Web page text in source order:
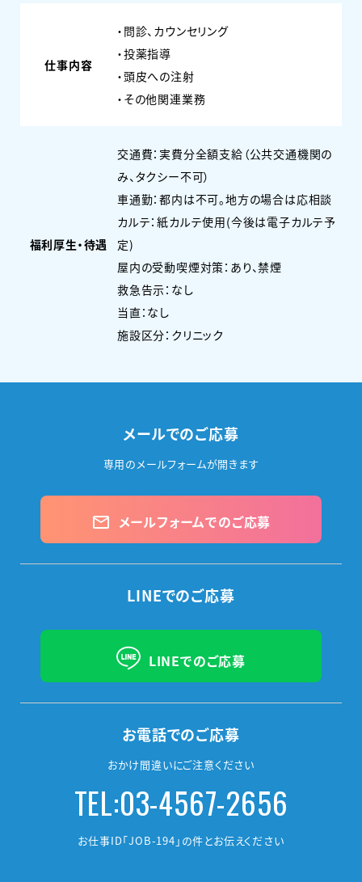
仕事内容
・問診、カウンセリング
・投薬指導
・頭皮への注射
・その他関連業務
福利厚生・待遇
交通費：実費分全額支給（公共交通機関の
み、タクシー不可）
車通勤：都内は不可。地方の場合は応相談
カルテ：紙カルテ使用(今後は電子カルテ予
定)
屋内の受動喫煙対策：あり、禁煙
救急告示：なし
当直：なし
施設区分：クリニック
メールでのご応募
専用のメールフォームが開きます
mail_outline メールフォームでのご応募
LINEでのご応募
LINEでのご応募
お電話でのご応募
おかけ間違いにご注意ください
TEL:03-4567-2656
お仕事ID「JOB-194」の件とお伝えください